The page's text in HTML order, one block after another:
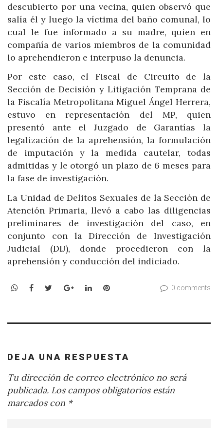
descubierto por una vecina, quien observó que
salía él y luego la víctima del baño comunal, lo
cual le fue informado a su madre, quien en
compañía de varios miembros de la comunidad
lo aprehendieron e interpuso la denuncia.
Por este caso, el Fiscal de Circuito de la
Sección de Decisión y Litigación Temprana de
la Fiscalía Metropolitana Miguel Ángel Herrera,
estuvo en representación del MP, quien
presentó ante el Juzgado de Garantías la
legalización de la aprehensión, la formulación
de imputación y la medida cautelar, todas
admitidas y le otorgó un plazo de 6 meses para
la fase de investigación.
La Unidad de Delitos Sexuales de la Sección de
Atención Primaria, llevó a cabo las diligencias
preliminares de investigación del caso, en
conjunto con la Dirección de Investigación
Judicial (DIJ), donde procedieron con la
aprehensión y conducción del indiciado.
WhatsApp
Facebook
TwitterGoogle+LinkedInPinterest 0 comments
DEJA UNA RESPUESTA
Tu dirección de correo electrónico no será
publicada. Los campos obligatorios están
marcados con *